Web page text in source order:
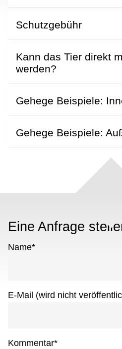
Schutzgebühr
Kann das Tier direkt
werden?
Gehege Beispiele:
Gehege Beispiele:
Eine Anfrage
Name*
E-Mail (wird nicht
Kommentar*